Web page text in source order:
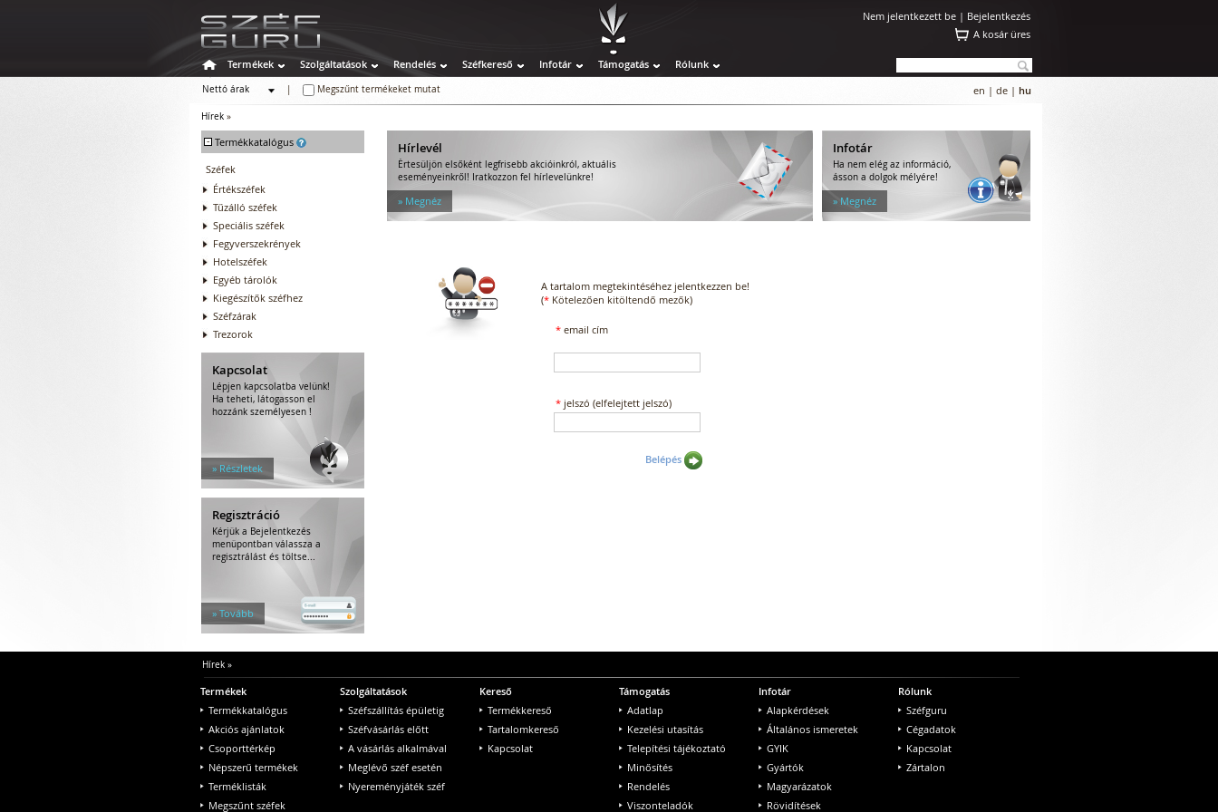
Nem jelentkezett be | Bejelentkezés
A kosár üres
Termékek Szolgáltatások Rendelés Széfkereső Infotár Támogatás Rólunk
Nettó árak
Megszűnt termékeket mutat en | de | hu
Hírek »
- Termékkatalógus
Széfek
Értékszéfek
Tűzálló széfek
Speciális széfek
Fegyverszekrények
Hotelszéfek
Egyéb tárolók
Kiegészítők széfhez
Széfzárak
Trezorok
Kapcsolat
Lépjen kapcsolatba velünk!
Ha teheti, látogasson el
hozzánk személyesen !
» Részletek
Regisztráció
Kérjük a Bejelentkezés
menüpontban válassza a
regisztrálást és töltse...
» Tovább
Hírlevél
Értesüljön elsőként legfrisebb akcióinkról, aktuális
eseményeinkről! Iratkozzon fel hírlevelünkre!
» Megnéz
Infotár
Ha nem elég az információ,
ásson a dolgok mélyére!
» Megnéz
A tartalom megtekintéséhez jelentkezzen be!
(* Kötelezően kitöltendő mezők)
* email cím
* jelszó (elfelejtett jelszó)
Belépés
Hírek»
Termékek
Termékkatalógus
Akciós ajánlatok
Csoporttérkép
Népszerű termékek
Terméklisták
Megszűnt széfek
Szolgáltatások
Széfszállítás épületig
Széfvásárlás előtt
A vásárlás alkalmával
Meglévő széf esetén
Nyereményjáték széf
Kereső
Termékkereső
Tartalomkereső
Kapcsolat
Támogatás
Adatlap
Kezelési utasítás
Telepítési tájékoztató
Minősítés
Rendelés
Viszonteladók
Infotár
Alapkérdések
Általános ismeretek
GYIK
Gyártók
Magyarázatok
Rövidítések
Rólunk
Széfguru
Cégadatok
Kapcsolat
Zártalon